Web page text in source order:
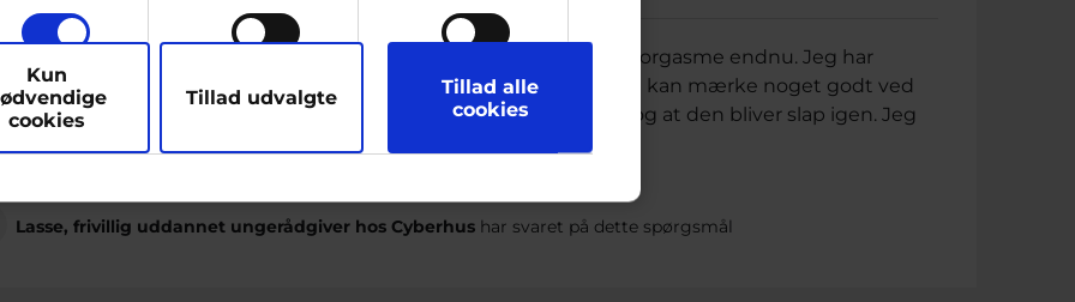
Kun
cookies
Tillad udvalgte
Tillad alle
cookies
Hej jeg er en dreng på 16 år. Og har ikke prøvet at få en orgasme endnu. Jeg har
onaneret 3 gange nu i ca. 20 min, men jeg føler ikke jeg kan mærke noget godt ved
det. Det eneste jeg kan mærke er at det gør lidt ondt, og at den bliver slap igen. Jeg
har prøvet med diverse videor på hubben, men...
Lasse, frivillig uddannet ungerådgiver hos Cyberhus har svaret på dette spørgsmål